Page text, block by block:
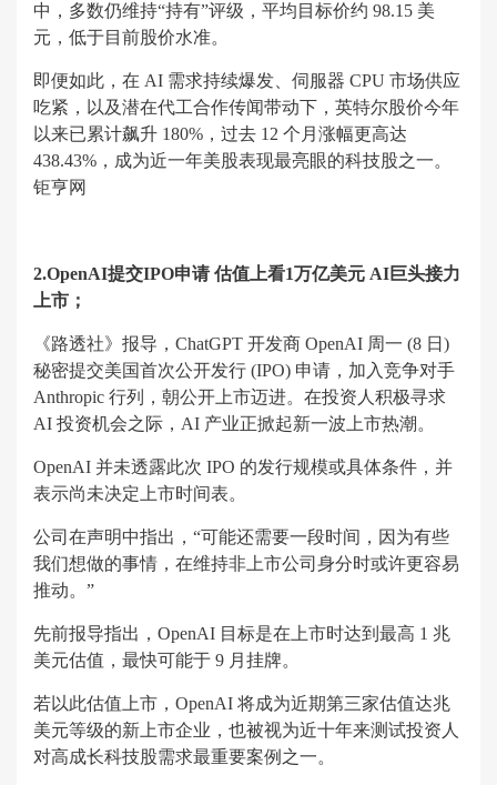
中，多数仍维持“持有”评级，平均目标价约 98.15 美
元，低于目前股价水准。
即便如此，在 AI 需求持续爆发、伺服器 CPU 市场供应
吃紧，以及潜在代工合作传闻带动下，英特尔股价今年
以来已累计飙升 180%，过去 12 个月涨幅更高达
438.43%，成为近一年美股表现最亮眼的科技股之一。
钜亨网
2.OpenAI提交IPO申请 估值上看1万亿美元 AI巨头接力
上市；
《路透社》报导，ChatGPT 开发商 OpenAI 周一 (8 日)
秘密提交美国首次公开发行 (IPO) 申请，加入竞争对手
Anthropic 行列，朝公开上市迈进。在投资人积极寻求
AI 投资机会之际，AI 产业正掀起新一波上市热潮。
OpenAI 并未透露此次 IPO 的发行规模或具体条件，并
表示尚未决定上市时间表。
公司在声明中指出，“可能还需要一段时间，因为有些
我们想做的事情，在维持非上市公司身分时或许更容易
推动。”
先前报导指出，OpenAI 目标是在上市时达到最高 1 兆
美元估值，最快可能于 9 月挂牌。
若以此估值上市，OpenAI 将成为近期第三家估值达兆
美元等级的新上市企业，也被视为近十年来测试投资人
对高成长科技股需求最重要案例之一。